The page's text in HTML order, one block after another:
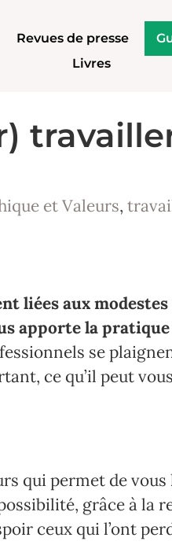
Revues de presse
Livres
et Valeurs,
liées aux
apporte la
se
ce qu’il peut
qui permet de
grâce à la
ceux qui l’ont